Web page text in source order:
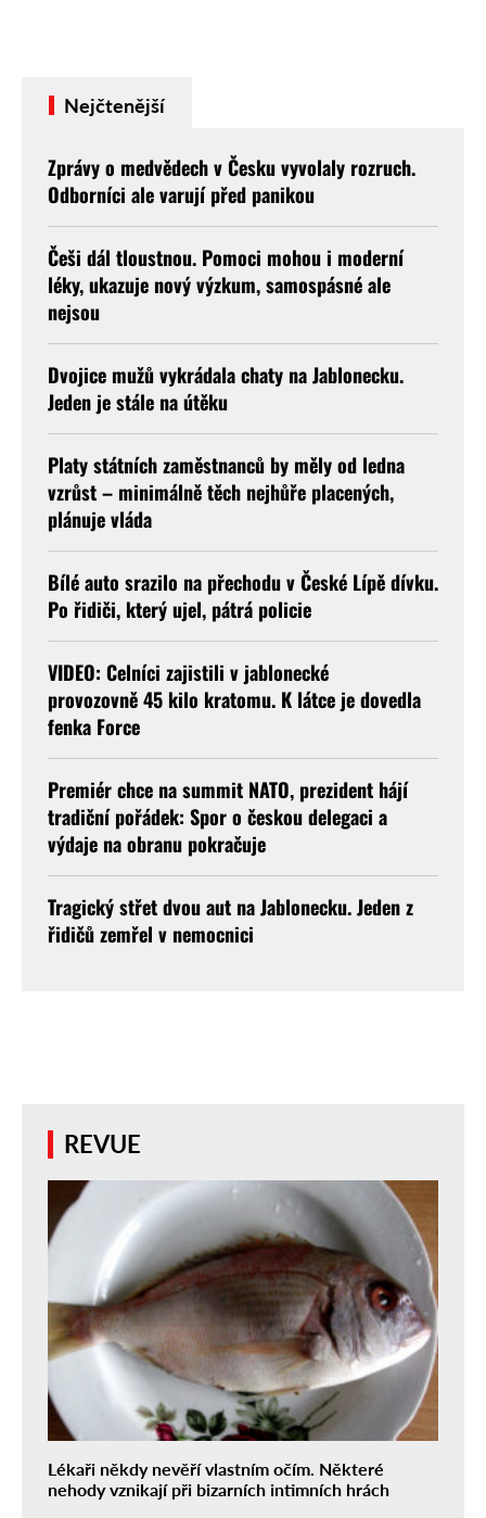
Nejčtenější
Zprávy o medvědech v Česku vyvolaly rozruch.
Odborníci ale varují před panikou
Češi dál tloustnou. Pomoci mohou i moderní
léky, ukazuje nový výzkum, samospásné ale
nejsou
Dvojice mužů vykrádala chaty na Jablonecku.
Jeden je stále na útěku
Platy státních zaměstnanců by měly od ledna
vzrůst – minimálně těch nejhůře placených,
plánuje vláda
Bílé auto srazilo na přechodu v České Lípě dívku.
Po řidiči, který ujel, pátrá policie
VIDEO: Celníci zajistili v jablonecké
provozovně 45 kilo kratomu. K látce je dovedla
fenka Force
Premiér chce na summit NATO, prezident hájí
tradiční pořádek: Spor o českou delegaci a
výdaje na obranu pokračuje
Tragický střet dvou aut na Jablonecku. Jeden z
řidičů zemřel v nemocnici
REVUE
Lékaři někdy nevěří vlastním očím. Některé
nehody vznikají při bizarních intimních hrách